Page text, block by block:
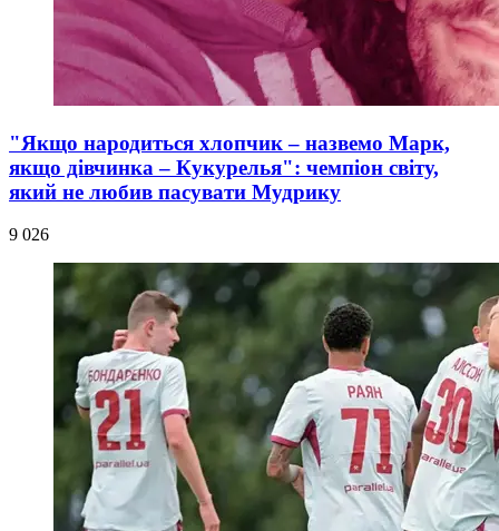
"Якщо народиться хлопчик – назвемо Марк,
якщо дівчинка – Кукурелья": чемпіон світу,
який не любив пасувати Мудрику
9 026